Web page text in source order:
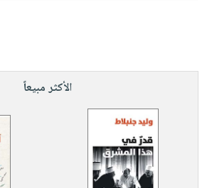
الأكثر مبيعاً